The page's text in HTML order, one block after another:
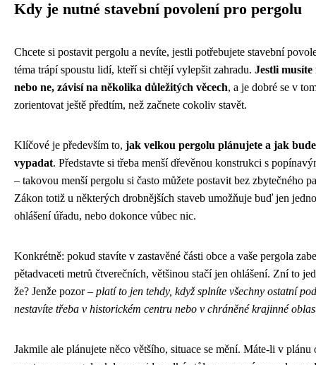
Kdy je nutné stavební povolení pro pergolu
Chcete si postavit pergolu a nevíte, jestli potřebujete stavební
téma trápí spoustu lidí, kteří si chtějí vylepšit zahradu. Jestli
nebo ne, závisí na několika důležitých věcech, a je dobré se v
zorientovat ještě předtím, než začnete cokoliv stavět.
Klíčové je především to, jak velkou pergolu plánujete a jak bude
vypadat. Představte si třeba menší dřevěnou konstrukci s
– takovou menší pergolu si často můžete postavit bez zbytečného
Zákon totiž u některých drobnějších staveb umožňuje buď jen
ohlášení úřadu, nebo dokonce vůbec nic.
Konkrétně: pokud stavíte v zastavěné části obce a vaše pergola
pětadvaceti metrů čtverečních, většinou stačí jen ohlášení. Zní to
že? Jenže pozor – platí to jen tehdy, když splníte všechny ostatní
nestavíte třeba v historickém centru nebo v chráněné krajinné
Jakmile ale plánujete něco většího, situace se mění. Máte-li v plánu